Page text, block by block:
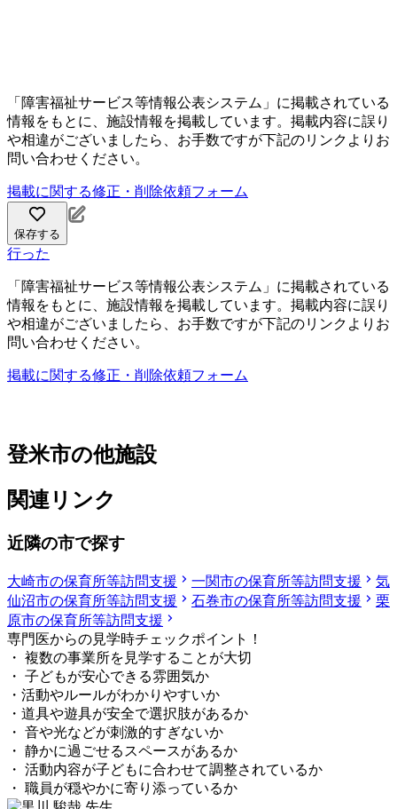
「障害福祉サービス等情報公表システム」に掲載されている
情報をもとに、施設情報を掲載しています。掲載内容に誤り
や相違がございましたら、お手数ですが下記のリンクよりお
問い合わせください。
掲載に関する修正・削除依頼フォーム
保存する
行った
「障害福祉サービス等情報公表システム」に掲載されている
情報をもとに、施設情報を掲載しています。掲載内容に誤り
や相違がございましたら、お手数ですが下記のリンクよりお
問い合わせください。
掲載に関する修正・削除依頼フォーム
登米市の他施設
関連リンク
近隣の市で探す
大崎市の保育所等訪問支援 一関市の保育所等訪問支援
気
仙沼市の保育所等訪問支援
石巻市の保育所等訪問支援
栗
原市の保育所等訪問支援
専門医からの見学時チェックポイント！
・ 複数の事業所を見学することが大切
・ 子どもが安心できる雰囲気か
・活動やルールがわかりやすいか
・道具や遊具が安全で選択肢があるか
・ 音や光などが刺激的すぎないか
・ 静かに過ごせるスペースがあるか
・ 活動内容が子どもに合わせて調整されているか
・ 職員が穏やかに寄り添っているか